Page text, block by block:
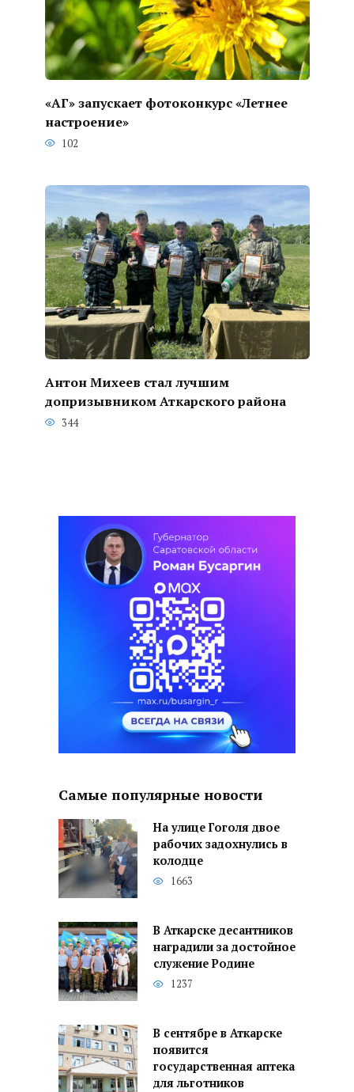
«АГ» запускает фотоконкурс «Летнее
настроение»
102
Антон Михеев стал лучшим
допризывником Аткарского района
344
Самые популярные новости
На улице Гоголя двое
рабочих задохнулись в
колодце
1663
В Аткарске десантников
наградили за достойное
служение Родине
1237
В сентябре в Аткарске
появится
государственная аптека
для льготников